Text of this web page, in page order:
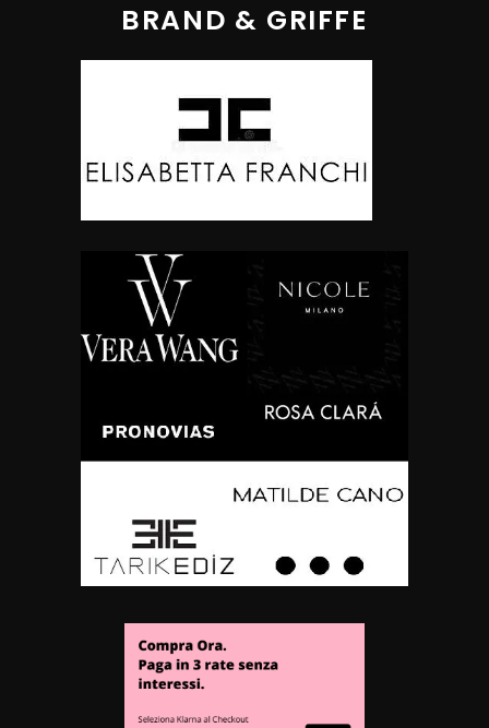
BRAND & GRIFFE